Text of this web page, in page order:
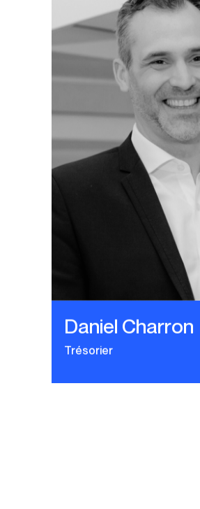
Daniel Charron
Trésorier